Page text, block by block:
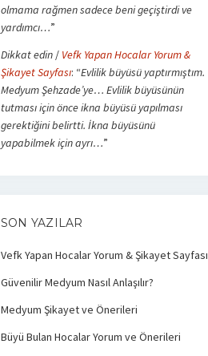
olmama rağmen sadece beni geçiştirdi ve
yardımcı…”
Dikkat edin/ Vefk Yapan Hocalar Yorum &
Şikayet Sayfası: “Evlilik büyüsü yaptırmıştım.
Medyum Şehzade’ye… Evlilik büyüsünün
tutması için önce ikna büyüsü yapılması
gerektiğini belirtti. İkna büyüsünü
yapabilmek için ayrı…”
SON YAZILAR
Vefk Yapan Hocalar Yorum & Şikayet Sayfası
Güvenilir Medyum Nasıl Anlaşılır?
Medyum Şikayet ve Önerileri
Büyü Bulan Hocalar Yorum ve Önerileri